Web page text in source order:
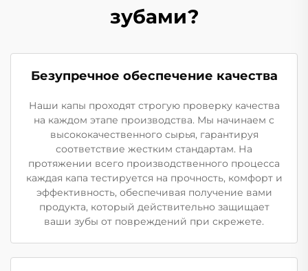
зубами?
Безупречное обеспечение качества
Наши капы проходят строгую проверку качества
на каждом этапе производства. Мы начинаем с
высококачественного сырья, гарантируя
соответствие жестким стандартам. На
протяжении всего производственного процесса
каждая капа тестируется на прочность, комфорт и
эффективность, обеспечивая получение вами
продукта, который действительно защищает
ваши зубы от повреждений при скрежете.